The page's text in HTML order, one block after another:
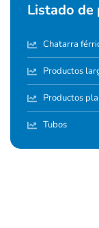
Listado de
Chatarra
Productos
Productos
Tubos